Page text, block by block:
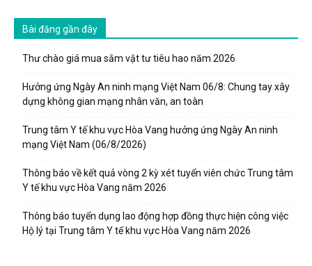
Bài đăng gần đây
Thư chào giá mua sắm vật tư tiêu hao năm 2026
Hưởng ứng Ngày An ninh mạng Việt Nam 06/8: Chung tay xây
dựng không gian mạng nhân văn, an toàn
Trung tâm Y tế khu vực Hòa Vang hưởng ứng Ngày An ninh
mạng Việt Nam (06/8/2026)
Thông báo về kết quả vòng 2 kỳ xét tuyển viên chức Trung tâm
Y tế khu vực Hòa Vang năm 2026
Thông báo tuyển dụng lao động hợp đồng thực hiện công việc
Hộ lý tại Trung tâm Y tế khu vực Hòa Vang năm 2026